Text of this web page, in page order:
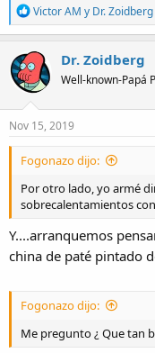
R
e
a
c
t
i
o
n
s
Victor AM y Dr. Zoidberg
Dr. Zoidberg
Well-known-Papá
Nov 15, 2019
Fogonazo dijo:
Por otro lado, yo armé
sobrecalentamientos
Y....arranquemos
china de paté pintado
Fogonazo dijo:
Me pregunto ¿ Que tan